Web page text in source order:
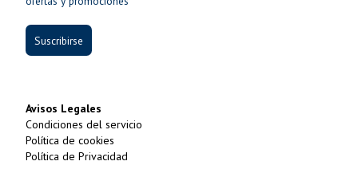
Suscribirse
Avisos Legales
Condiciones del servicio
Política de cookies
Política de Privacidad